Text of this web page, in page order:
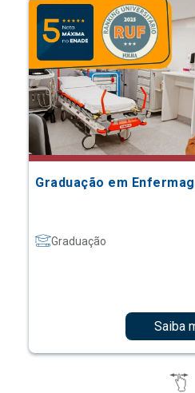
Graduação em
Graduação
Saiba